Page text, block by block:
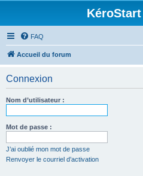
FAQ
Accueil du forum
Connexion
Nom d’utilisateur :
Mot de passe :
J’ai oublié mon mot de passe
Renvoyer le courriel d’activation